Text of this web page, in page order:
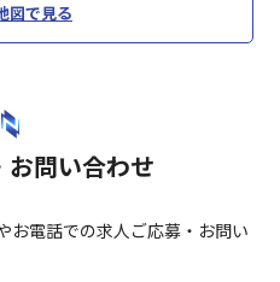
図で見る
問い合わせ
お電話での求人ご応募・お問い